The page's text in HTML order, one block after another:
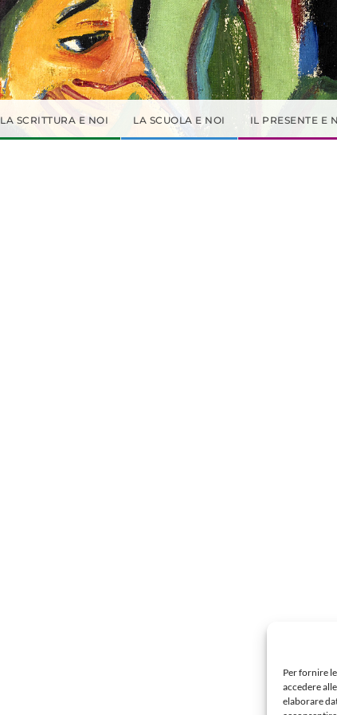
Per fornire
accedere
elaborare
LA SCRITTURA E NOI LA SCUOLA E NOI IL PRESENTE E